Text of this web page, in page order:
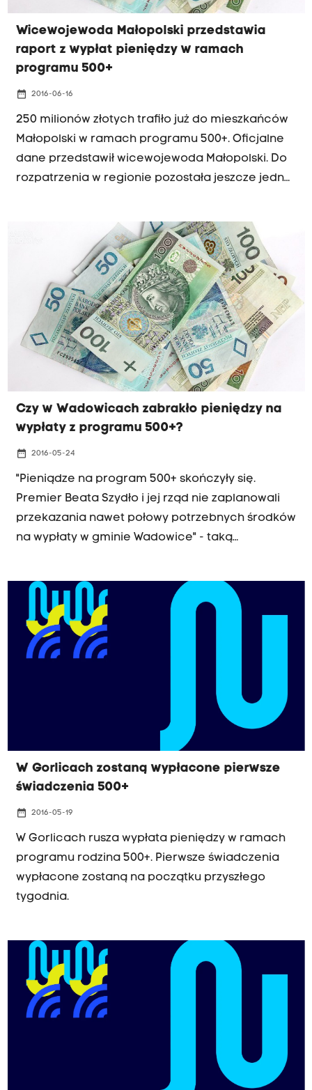
Wicewojewoda Małopolski przedstawia
raport z wypłat pieniędzy w ramach
programu 500+
date_range 2016-06-16
250 milionów złotych trafiło już do mieszkańców
Małopolski w ramach programu 500+. Oficjalne
dane przedstawił wicewojewoda Małopolski. Do
rozpatrzenia w regionie pozostała jeszcze jedna
złożyli swoje podania w ramach 500+ w kwietniu,
otrzymają pieniądze do końca czerwca.
Czy w Wadowicach zabrakło pieniędzy na
wypłaty z programu 500+?
date_range 2016-05-24
"Pieniądze na program 500+ skończyły się.
Premier Beata Szydło i jej rząd nie zaplanowali
przekazania nawet połowy potrzebnych środków
na wypłaty w gminie Wadowice" - taką
Rzecznik wojewody małopolskiego informuje, że
Wadowice dostały pieniądze w takiej kwocie, o
jaką wnioskowały, a burmistrz robi tylko
niepotrzebne zamieszanie w dniu, kiedy
W Gorlicach zostaną wypłacone pierwsze
świadczenia 500+
date_range 2016-05-19
W Gorlicach rusza wypłata pieniędzy w ramach
programu rodzina 500+. Pierwsze świadczenia
wypłacone zostaną na początku przyszłego
tygodnia.